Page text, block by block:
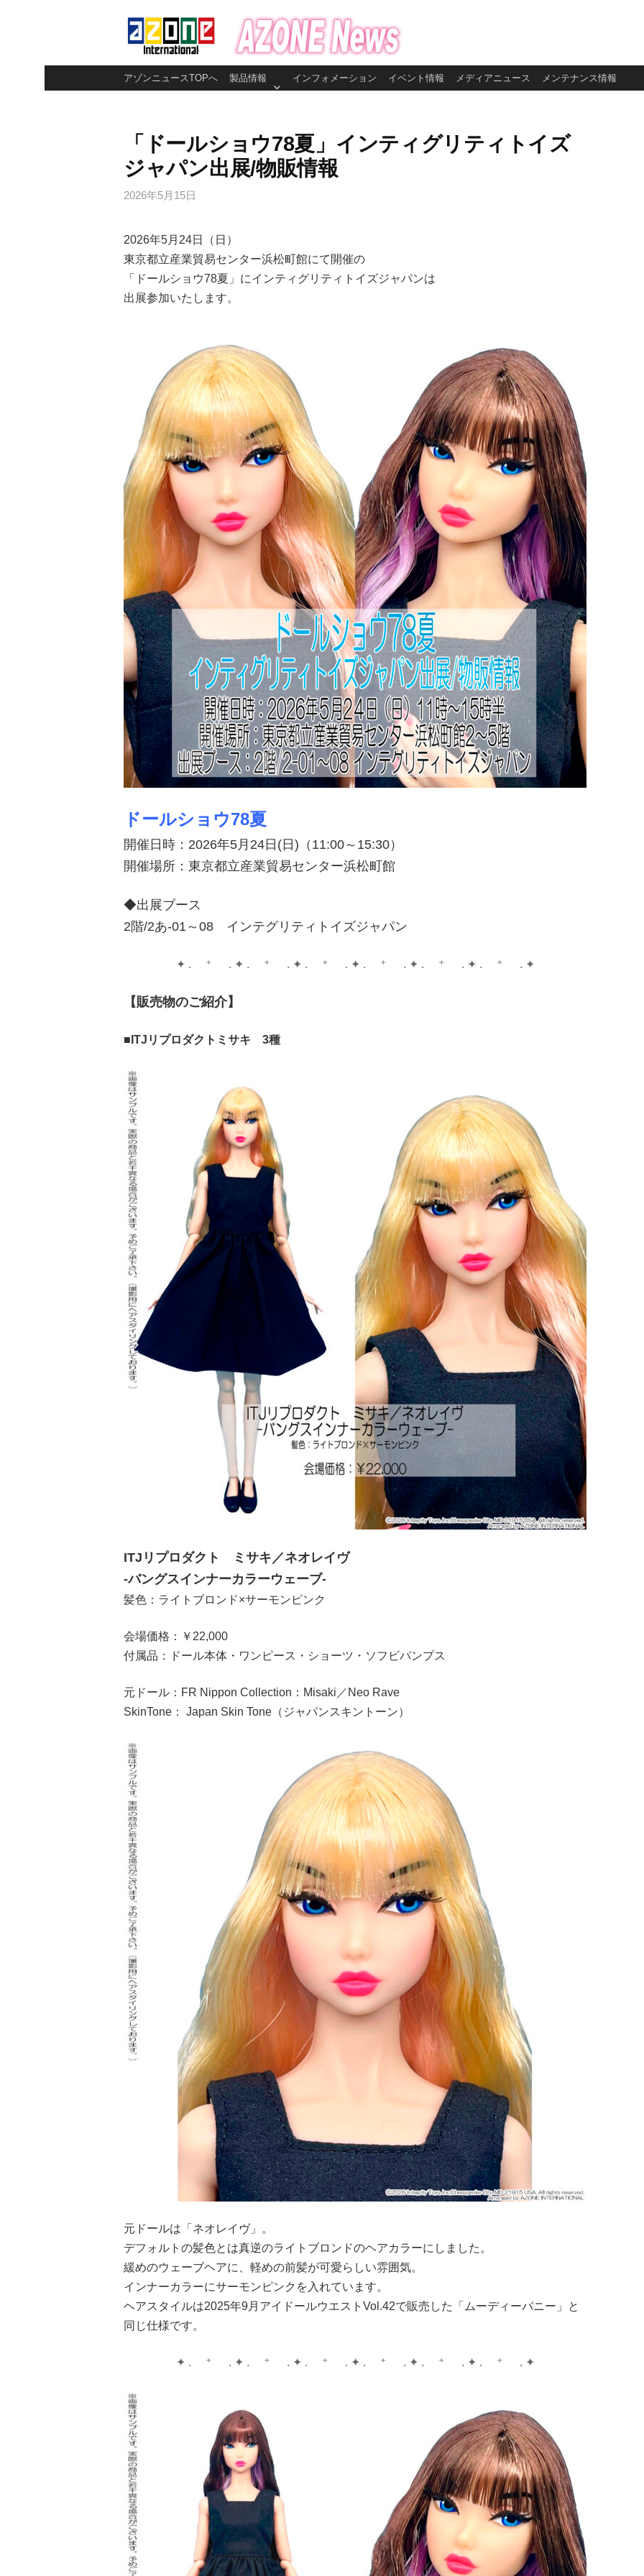
ン
アゾンニュースTOPへ 製品情報 インフォメーション イベント情報 メディアニュース メンテナンス情報
「ドールショウ78夏」インティグリティトイズ
ジャパン出展/物販情報
2026年5月15日
2026年5月24日（日）
東京都立産業貿易センター浜松町館にて開催の
「ドールショウ78夏」にインティグリティトイズジャパンは
出展参加いたします。
ドールショウ78夏
開催日時：2026年5月24日(日)（11:00～15:30）
開催場所：東京都立産業貿易センター浜松町館
◆出展ブース
2階/2あ-01～08 インテグリティトイズジャパン
✦ . ⁺ . ✦ . ⁺ . ✦ . ⁺ . ✦ . ⁺ . ✦ . ⁺ . ✦ . ⁺ . ✦
【販売物のご紹介】
■ITJリプロダクトミサキ 3種
ITJリプロダクト ミサキ／ネオレイヴ
-バングスインナーカラーウェーブ-
髪色：ライトブロンド×サーモンピンク
会場価格：￥22,000
付属品：ドール本体・ワンピース・ショーツ・ソフビパンプス
元ドール：FR Nippon Collection：Misaki／Neo Rave
SkinTone： Japan Skin Tone（ジャパンスキントーン）
元ドールは「ネオレイヴ」。
デフォルトの髪色とは真逆のライトブロンドのヘアカラーにしました。
緩めのウェーブヘアに、軽めの前髪が可愛らしい雰囲気。
インナーカラーにサーモンピンクを入れています。
ヘアスタイルは2025年9月アイドールウエストVol.42で販売した「ムーディーバニー」と
同じ仕様です。
✦ . ⁺ . ✦ . ⁺ . ✦ . ⁺ . ✦ . ⁺ . ✦ . ⁺ . ✦ . ⁺ . ✦